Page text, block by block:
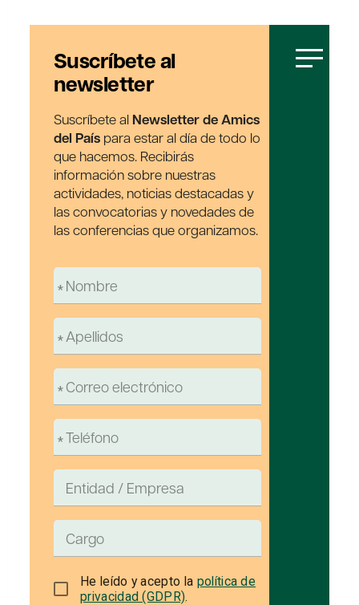
Suscríbete al
newsletter
Suscríbete al Newsletter de Amics
del País para estar al día de todo lo
que hacemos. Recibirás
información sobre nuestras
actividades, noticias destacadas y
las convocatorias y novedades de
las conferencias que organizamos.
He leído y acepto la política de
privacidad (GDPR).